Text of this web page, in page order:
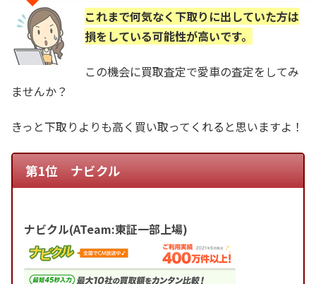
これまで何気なく下取りに出していた方は
損をしている可能性が高いです。
この機会に買取査定で愛車の査定をしてみ
ませんか？
きっと下取りよりも高く買い取ってくれると思いますよ！
第1位 ナビクル
ナビクル(ATeam:東証一部上場)